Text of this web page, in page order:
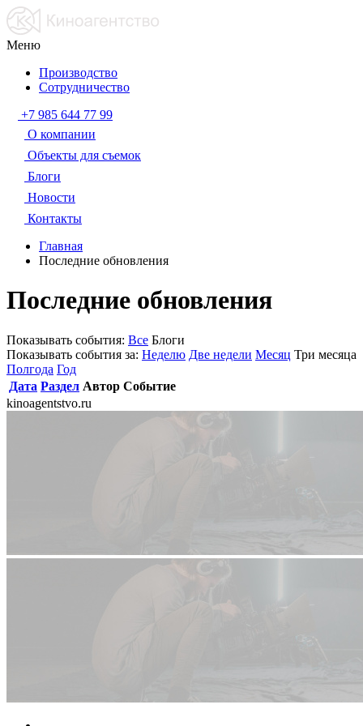
Меню
Производство
Сотрудничество
+7 985 644 77 99
О компании
Объекты для съемок
Блоги
Новости
Контакты
Главная
Последние обновления
Последние обновления
Показывать события: Все Блоги
Показывать события за: Неделю Две недели Месяц Три месяца
Полгода Год
Дата Раздел Автор Событие
kinoagentstvo.ru